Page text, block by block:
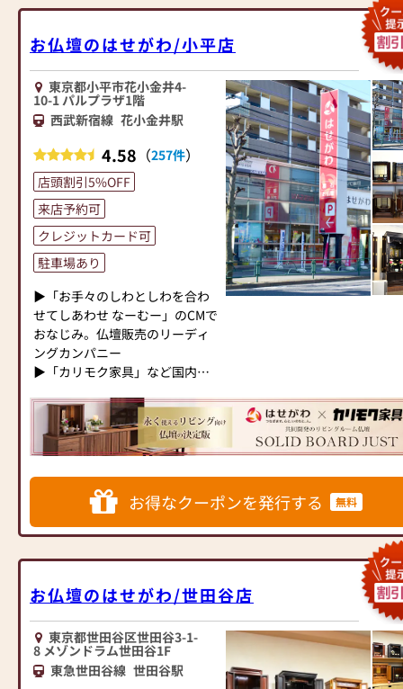
是非！期間中にご来店下さいま
を心よりお待ちしております。
■■当店にてお仏壇をご購入の
お客様に限り古いお仏壇のお引
き取り無料！■■
※お仏壇のお引き取り地域、サ
イズによってはご相談させてい
ただく場合がございます。
★☆★偲ぶ心を形にするお手伝
いをモットーに日々精進を重ね
ております★☆★
弊社は創業300有余年の永き
に渡り神社様、寺院様よりご用
命戴き、神・仏具の専門店とし
て多くのお客様に支えられてま
いりました。仏壇・仏具の製造
から販売まで、より迅速に調達
モットーに日々精進を重ねてお
ります。
日本堂各店に何なりとお申し付
申し上げます。
☆★☆ソウルジュエリーコーナ
ー拡大 アイテム数も増えまし
た☆★☆
お買い替えのお客様、古い
お仏壇のお引き取り無料にて承
ります。
皆様のご来店をスッタフ一
同、心よりお待ち致しておりま
お仏壇のはせがわは、日本を代
家具」との協同開発で、現代の
住宅にあったモダンなお仏壇を
作っています。他にも国内の家
具専門メーカーと作り上げたお
仏壇コレクションがあり、祈る
チを提案します。
≪はせがわ店舗サービスのご案
内≫
●仏壇・仏具・お墓・相続・遺
品整理のご相談
●ご来店予約(ページ内の「来店
予約ボタン」からお申込くださ
い)
●お電話(ご相談や商品のご注文
を承ります。お電話時に「いい
仏壇を見た」とお伝えください)
がご相談や商品ご購入のお手続
きを致します)
へ≫
「仏壇や仏具をお探しでした
越しください。当店は幅広い品
揃えとリーズナブルな価格でお
仏壇には様々な種類がございま
ンなデザインの仏壇、またコン
パクトなサイズの仏壇など、お
客様のご要望に合わせて選ぶこ
お仏壇のはせがわ/小平店
東京都小平市花小金井4-
10-1 パルプラザ1階
西武新宿線 花小金井駅
4.58 （257件）
店頭割引5%OFF
来店予約可
クレジットカード可
駐車場あり
▶「お手々のしわとしわを合わ
せてしあわせ なーむー」のCMで
おなじみ。仏壇販売のリーディ
ングカンパニー
▶「カリモク家具」など国内家
ンテリアにマッチするお仏壇を
展開
リットと東証上場の信頼。創業
以来、親切・丁寧な説明と対応
を心がけ、年間約25,000基のお
仏壇、約3,000基のお墓を納めて
では、さまざまな供養（対話の
場づくり）の形をご提案してお
ります。ご自身、ご家族にあっ
た供養の形について、迷うこと
や、お困りのことなどございま
お得なクーポンを発行する 無料
お仏壇のはせがわ/世田谷店
東京都世田谷区世田谷3-1-
8 メゾンドラム世田谷1F
東急世田谷線 世田谷駅